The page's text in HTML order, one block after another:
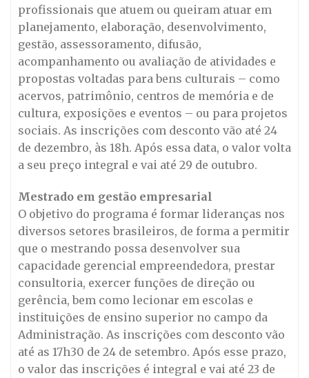
profissionais que atuem ou queiram atuar em
planejamento, elaboração, desenvolvimento,
gestão, assessoramento, difusão,
acompanhamento ou avaliação de atividades e
propostas voltadas para bens culturais – como
acervos, patrimônio, centros de memória e de
cultura, exposições e eventos – ou para projetos
sociais. As inscrições com desconto vão até 24
de dezembro, às 18h. Após essa data, o valor volta
a seu preço integral e vai até 29 de outubro.
Mestrado em gestão empresarial
O objetivo do programa é formar lideranças nos
diversos setores brasileiros, de forma a permitir
que o mestrando possa desenvolver sua
capacidade gerencial empreendedora, prestar
consultoria, exercer funções de direção ou
gerência, bem como lecionar em escolas e
instituições de ensino superior no campo da
Administração. As inscrições com desconto vão
até as 17h30 de 24 de setembro. Após esse prazo,
o valor das inscrições é integral e vai até 23 de